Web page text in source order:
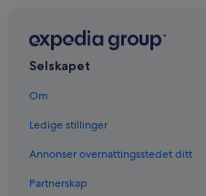
Selskapet
Om
Ledige stillinger
Annonser overnattingsstedet ditt
Partnerskap